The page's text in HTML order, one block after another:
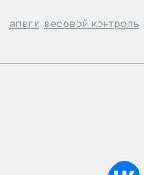
апвгк весовой контроль